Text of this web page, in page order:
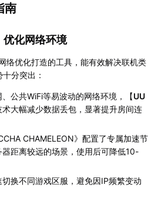
南
优化网络环境
络优化打造的工具，能有效解决联机类
分突出：
、公共WiFi等易波动的网络环境，【UU
术大幅减少数据丢包，显著提升房间连
CHAMELEON》配置了专属加速节
距离较远的场景，使用后可降低10-
换不同游戏区服，避免因IP频繁变动